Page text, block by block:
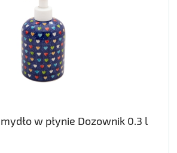
w płynie Dozownik 0.3 l